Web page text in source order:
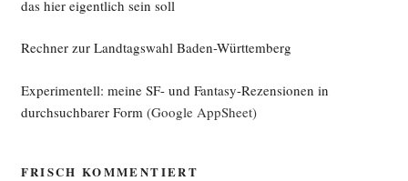
das hier eigentlich sein soll
Rechner zur Landtagswahl Baden-Württemberg
Experimentell: meine SF- und Fantasy-Rezensionen in
durchsuchbarer Form (Google AppSheet)
FRISCH KOMMENTIERT